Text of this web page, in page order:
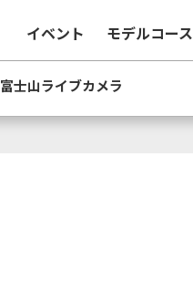
イベント モデルコース
富士山ライブカメラ